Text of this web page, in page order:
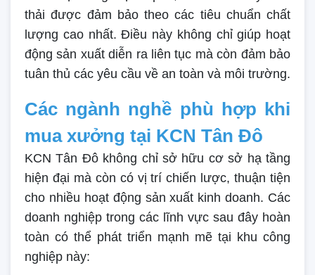
thải được đảm bảo theo các tiêu chuẩn chất
lượng cao nhất. Điều này không chỉ giúp hoạt
động sản xuất diễn ra liên tục mà còn đảm bảo
tuân thủ các yêu cầu về an toàn và môi trường.
Các ngành nghề phù hợp khi
mua xưởng tại KCN Tân Đô
KCN Tân Đô không chỉ sở hữu cơ sở hạ tầng
hiện đại mà còn có vị trí chiến lược, thuận tiện
cho nhiều hoạt động sản xuất kinh doanh. Các
doanh nghiệp trong các lĩnh vực sau đây hoàn
toàn có thể phát triển mạnh mẽ tại khu công
nghiệp này: